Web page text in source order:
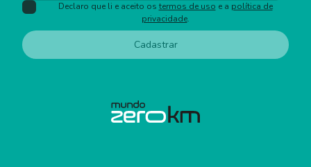
Declaro que li e aceito os termos de uso e a política de
privacidade.
Cadastrar